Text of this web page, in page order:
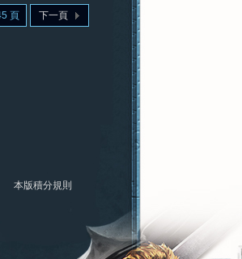
頁 下一頁
本版積分規則